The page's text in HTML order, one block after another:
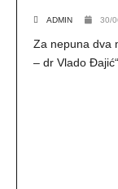
ADMIN 30/
Za nepuna dva
– dr Vlado